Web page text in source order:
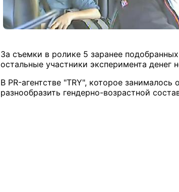
За съемки в ролике 5 заранее
остальные участники эксперимента денег
В PR-агентстве "TRY", которое
разнообразить гендерно-возрастной